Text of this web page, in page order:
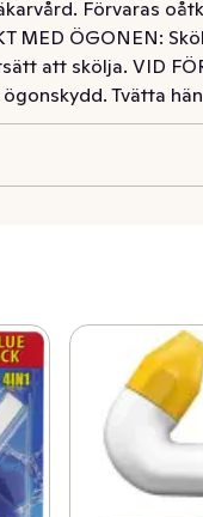
Förvaras
MED ÖGONEN:
att skölja. VID
Tvätta